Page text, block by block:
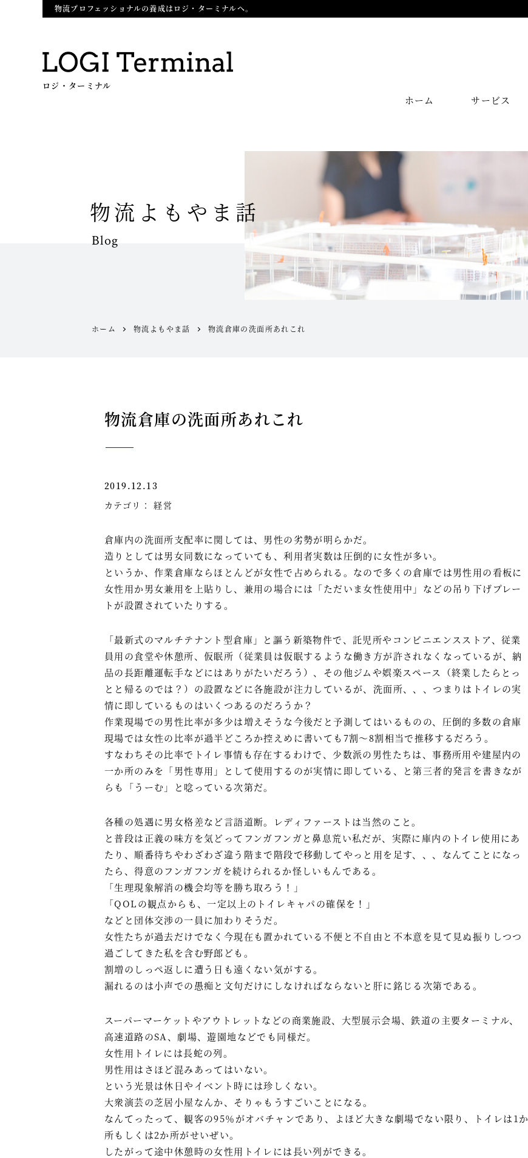
物流プロフェッショナルの養成はロジ・ターミナルへ。
ロジ・ターミナル
ホーム サービス
物流よもやま話
Blog
ホーム 物流よもやま話 物流倉庫の洗面所あれこれ
物流倉庫の洗面所あれこれ
2019.12.13
カテゴリ：経営
倉庫内の洗面所支配率に関しては、男性の劣勢が明らかだ。
造りとしては男女同数になっていても、利用者実数は圧倒的に女性が多い。
というか、作業倉庫ならほとんどが女性で占められる。なので多くの倉庫では男性用の看板に
女性用か男女兼用を上貼りし、兼用の場合には「ただいま女性使用中」などの吊り下げプレー
トが設置されていたりする。
「最新式のマルチテナント型倉庫」と謳う新築物件で、託児所やコンビニエンスストア、従業
員用の食堂や休憩所、仮眠所（従業員は仮眠するような働き方が許されなくなっているが、納
品の長距離運転手などにはありがたいだろう）、その他ジムや娯楽スペース（終業したらとっ
とと帰るのでは？）の設置などに各施設が注力しているが、洗面所、、、つまりはトイレの実
情に即しているものはいくつあるのだろうか？
作業現場での男性比率が多少は増えそうな今後だと予測してはいるものの、圧倒的多数の倉庫
現場では女性の比率が過半どころか控えめに書いても7割～8割相当で推移するだろう。
すなわちその比率でトイレ事情も存在するわけで、少数派の男性たちは、事務所用や建屋内の
一か所のみを「男性専用」として使用するのが実情に即している、と第三者的発言を書きなが
らも「うーむ」と唸っている次第だ。
各種の処遇に男女格差など言語道断。レディファーストは当然のこと。
と普段は正義の味方を気どってフンガフンガと鼻息荒い私だが、実際に庫内のトイレ使用にあ
たり、順番待ちやわざわざ違う階まで階段で移動してやっと用を足す、、、なんてことになっ
たら、得意のフンガフンガを続けられるか怪しいもんである。
「生理現象解消の機会均等を勝ち取ろう！」
「QOLの観点からも、一定以上のトイレキャパの確保を！」
などと団体交渉の一員に加わりそうだ。
女性たちが過去だけでなく今現在も置かれている不便と不自由と不本意を見て見ぬ振りしつつ
過ごしてきた私を含む野郎ども。
割増のしっぺ返しに遭う日も遠くない気がする。
漏れるのは小声での愚痴と文句だけにしなければならないと肝に銘じる次第である。
スーパーマーケットやアウトレットなどの商業施設、大型展示会場、鉄道の主要ターミナル、
高速道路のSA、劇場、遊園地などでも同様だ。
女性用トイレには長蛇の列。
男性用はさほど混みあってはいない。
という光景は休日やイベント時には珍しくない。
大衆演芸の芝居小屋なんか、そりゃもうすごいことになる。
なんてったって、観客の95％がオバチャンであり、よほど大きな劇場でない限り、トイレは1か
所もしくは2か所がせいぜい。
したがって途中休憩時の女性用トイレには長い列ができる。